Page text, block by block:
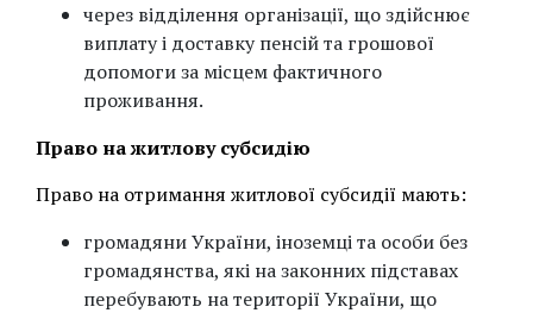
через відділення організації, що здійснює
виплату і доставку пенсій та грошової
допомоги за місцем фактичного
проживання.
Право на житлову субсидію
Право на отримання житлової субсидії мають:
громадяни України, іноземці та особи без
громадянства, які на законних підставах
перебувають на території України, що